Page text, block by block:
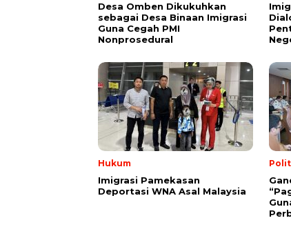
Desa Omben Dikukuhkan
sebagai Desa Binaan Imigrasi
Guna Cegah PMI
Nonprosedural
Hukum
Imigrasi Pamekasan
Deportasi WNA Asal Malaysia